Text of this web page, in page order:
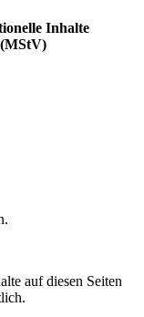
Inhalte
(MStV)
auf diesen Seiten